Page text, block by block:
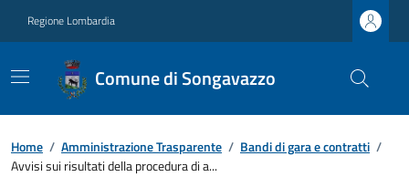
Regione Lombardia
Comune di Songavazzo
Home / Amministrazione Trasparente / Bandi di gara e contratti /
Avvisi sui risultati della procedura di a...